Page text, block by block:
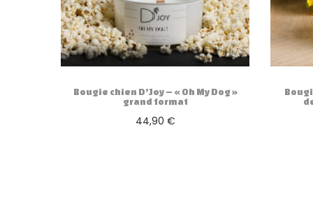
Bougie chien D’Joy – « Oh My Dog »
grand format
44,90 €